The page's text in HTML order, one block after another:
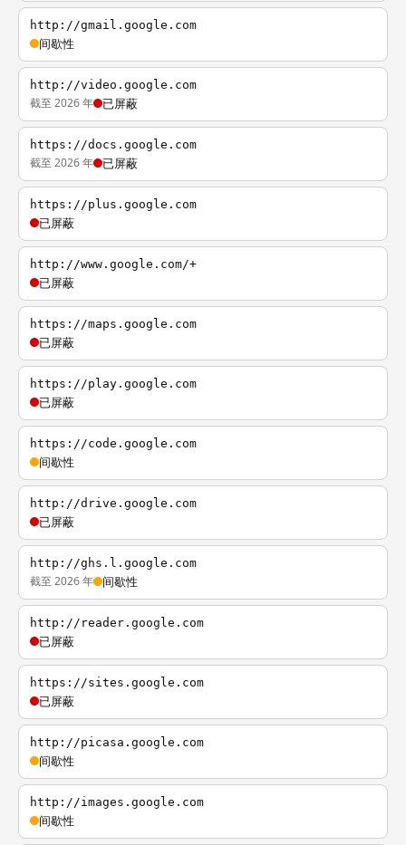
http://gmail.google.com
间歇性
http://video.google.com
截至 2026 年 已屏蔽
https://docs.google.com
截至 2026 年 已屏蔽
https://plus.google.com
已屏蔽
http://www.google.com/+
已屏蔽
https://maps.google.com
已屏蔽
https://play.google.com
已屏蔽
https://code.google.com
间歇性
http://drive.google.com
已屏蔽
http://ghs.l.google.com
截至 2026 年 间歇性
http://reader.google.com
已屏蔽
https://sites.google.com
已屏蔽
http://picasa.google.com
间歇性
http://images.google.com
间歇性